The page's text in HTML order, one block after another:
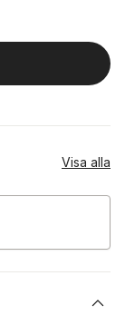
Visa alla